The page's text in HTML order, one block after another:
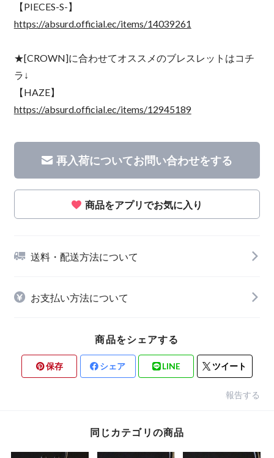
【PIECES-S-】
https://absurd.official.ec/items/14039261
★[CROWN]に合わせてオススメのブレスレットはコチ
ラ↓
【HAZE】
https://absurd.official.ec/items/12945189
再入荷についてお問い合わせをする
商品をアプリでお気に入り
送料・配送方法について
お支払い方法について
商品をシェアする
保存 シェア LINE ツイート
報告する
同じカテゴリの商品